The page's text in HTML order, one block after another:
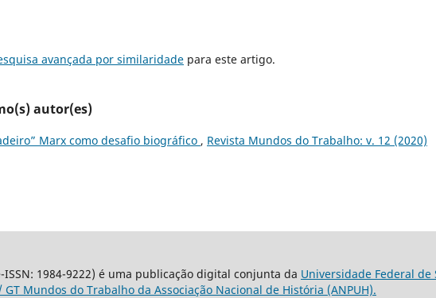
avançada por similaridade para este artigo.
autor(es)
Marx como desafio biográfico , Revista Mundos do Trabalho: v. 12 (2020)
ISSN: 1984-9222) é uma publicação digital conjunta da Universidade Federal de
Mundos do Trabalho da Associação Nacional de História (ANPUH).